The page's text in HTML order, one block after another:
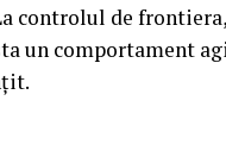
controlul de
un comportament